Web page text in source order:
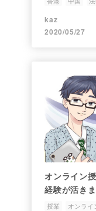
kaz
2020/05/27
オンライン
経験が活き
ます
授業 オンライ